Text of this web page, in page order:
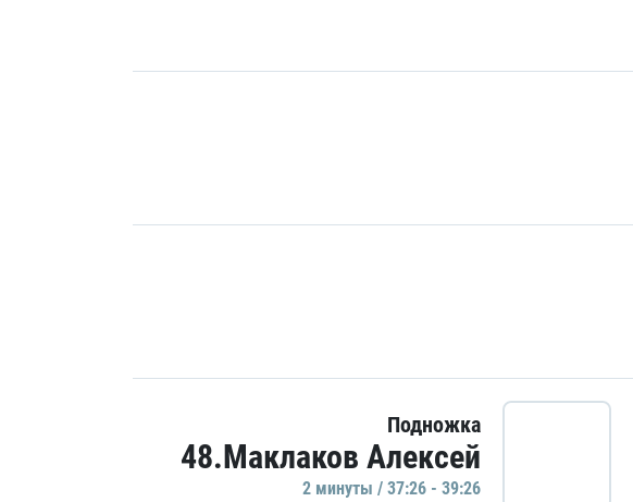
Подножка
48.Маклаков Алексей
2 минуты / 37:26 - 39:26